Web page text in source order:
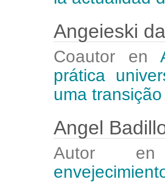
Angeieski
Coautor en
prática
uma
Angel
Autor